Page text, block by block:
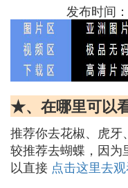
发布时间
★、在哪里可以
推荐你去花椒、虎牙
较推荐去蝴蝶，因
以直接 点击这里去